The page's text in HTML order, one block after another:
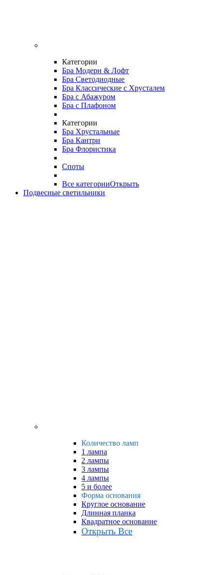
Категории
Бра Модерн & Лофт
Бра Светодиодные
Бра Классические с Хрусталем
Бра с Абажуром
Бра с Плафоном
Категории
Бра Хрустальные
Бра Кантри
Бра Флористика
Споты
Все категорииОткрыть
Подвесные светильники
Количество ламп
1 лампа
2 лампы
3 лампы
4 лампы
5 и более
Форма основания
Круглое основание
Длинная планка
Квадратное основание
Открыть Все